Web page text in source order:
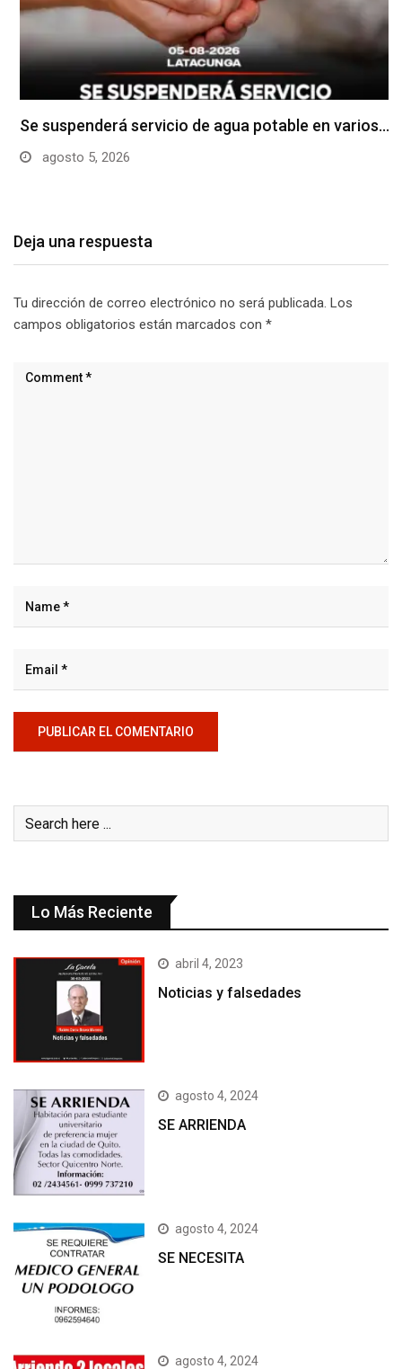
Se suspenderá servicio de agua potable en varios…
agosto 5, 2026
Deja una respuesta
Tu dirección de correo electrónico no será publicada. Los
campos obligatorios están marcados con *
Lo Más Reciente
abril 4, 2023
Noticias y falsedades
agosto 4, 2024
SE ARRIENDA
agosto 4, 2024
SE NECESITA
agosto 4, 2024